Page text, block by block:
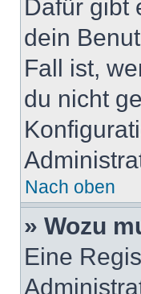
Dafür gibt
dein
Fall ist,
du nicht
Nach oben
» Wozu
Eine